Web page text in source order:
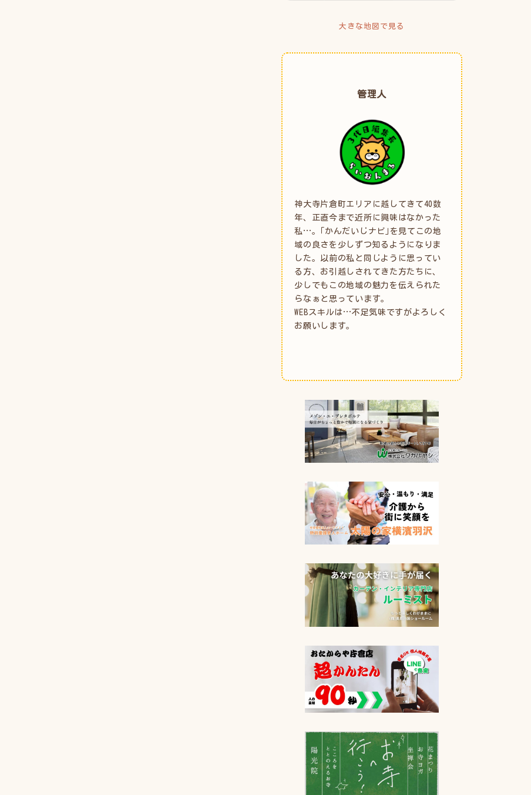
大きな地図で見る
管理人
神大寺片倉町エリアに越してきて40数
年、正直今まで近所に興味はなかった
私…。｢かんだいじナビ｣を見てこの地
域の良さを少しずつ知るようになりま
した。以前の私と同じように思ってい
る方、お引越しされてきた方たちに、
少しでもこの地域の魅力を伝えられた
らなぁと思っています。
WEBスキルは…不足気味ですがよろしく
お願いします。